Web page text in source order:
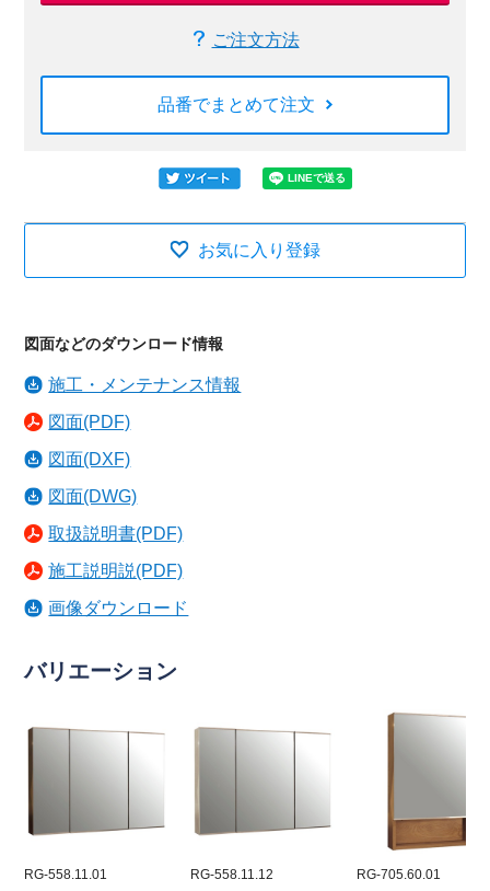
ご注文方法
品番でまとめて注文
お気に入り登録
図面などのダウンロード情報
施工・メンテナンス情報
図面(PDF)
図面(DXF)
図面(DWG)
取扱説明書(PDF)
施工説明説(PDF)
画像ダウンロード
バリエーション
RG-558.11.01 RG-558.11.12 RG-705.60.01